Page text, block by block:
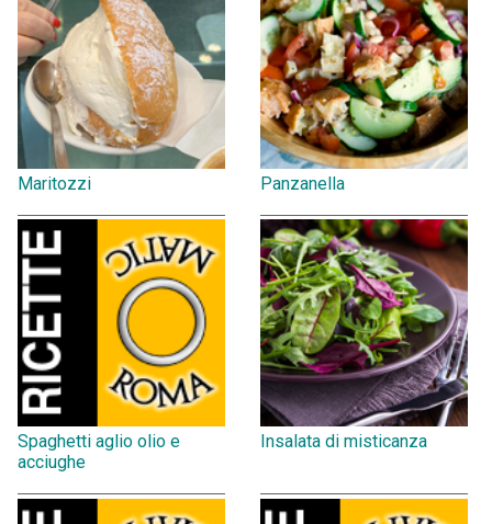
Maritozzi Panzanella
Spaghetti aglio olio e
acciughe
Insalata di misticanza